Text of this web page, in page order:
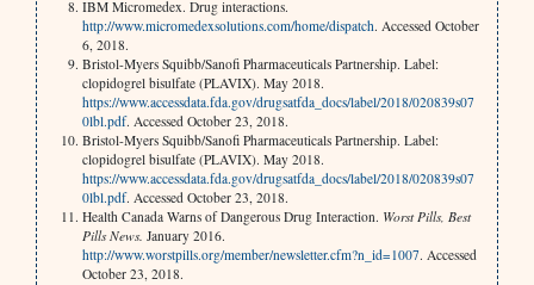
IBM Micromedex. Drug interactions.
http://www.micromedexsolutions.com/home/dispatch. Accessed October
6, 2018.
Bristol-Myers Squibb/Sanofi Pharmaceuticals Partnership. Label:
clopidogrel bisulfate (PLAVIX). May 2018.
https://www.accessdata.fda.gov/drugsatfda_docs/label/2018/020839s07
0lbl.pdf. Accessed October 23, 2018.
Bristol-Myers Squibb/Sanofi Pharmaceuticals Partnership. Label:
clopidogrel bisulfate (PLAVIX). May 2018.
https://www.accessdata.fda.gov/drugsatfda_docs/label/2018/020839s07
0lbl.pdf. Accessed October 23, 2018.
Health Canada Warns of Dangerous Drug Interaction. Worst Pills, Best
Pills News. January 2016.
http://www.worstpills.org/member/newsletter.cfm?n_id=1007. Accessed
October 23, 2018.